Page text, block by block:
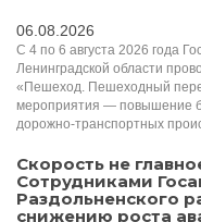
06.08.2026
С 4 по 6 августа 2026 года
Ленинградской области
«Пешеход. Пешеходный
мероприятия — повышение
дорожно-транспортных
Скорость не
Сотрудниками
Раздольненского
снижению роста